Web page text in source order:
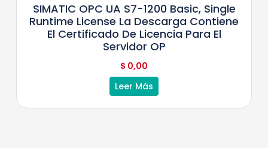
SIMATIC OPC UA S7-1200 Basic, Single
Runtime License La Descarga Contiene
El Certificado De Licencia Para El
Servidor OP
$ 0,00
Leer Más